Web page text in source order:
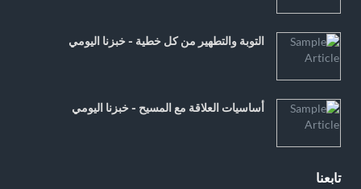
التوبة والتطهير من كل خطية - خبزنا اليومي
أساسيات العلاقة مع المسيح - خبزنا اليومي
تابعنا